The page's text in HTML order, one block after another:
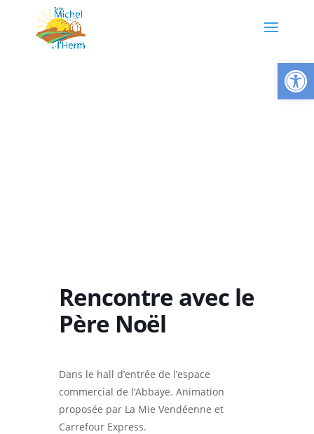
Rencontre avec le
Père Noël
Dans le hall d’entrée de l’espace
commercial de l’Abbaye. Animation
proposée par La Mie Vendéenne et
Carrefour Express.
Ouvrir